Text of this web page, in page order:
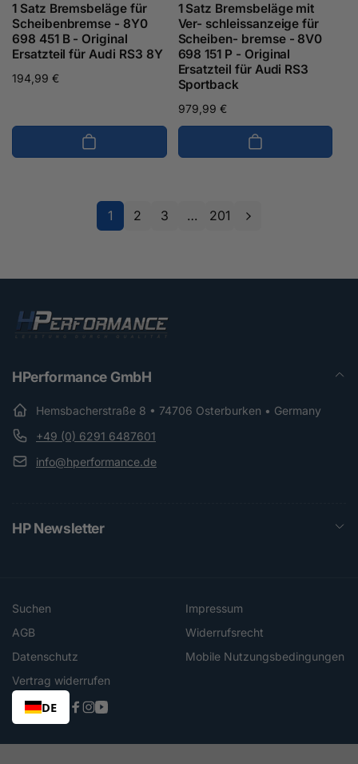
1 Satz Bremsbeläge für
Scheibenbremse - 8Y0
698 451 B - Original
Ersatzteil für Audi RS3 8Y
Normaler
194,99 €
1 Satz Bremsbeläge mit
Ver- schleissanzeige für
Scheiben- bremse - 8V0
698 151 P - Original
Ersatzteil für Audi RS3
Sportback
Normaler
Preis
979,99 €
1 2 3 … 201
HPerformance GmbH
Hemsbacherstraße 8 • 74706 Osterburken • Germany
+49 (0) 6291 6487601
info@hperformance.de
HP Newsletter
Suchen
Impressum
AGB
Widerrufsrecht
Datenschutz
Mobile Nutzungsbedingungen
Vertrag widerrufen
DE
Facebook
Instagram
YouTube